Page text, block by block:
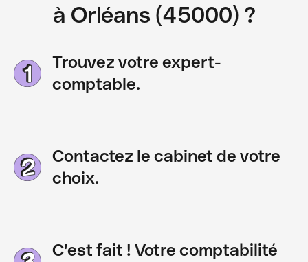
à Orléans (45000) ?
Trouvez votre expert-
comptable.
Contactez le cabinet de votre
choix.
C'est fait ! Votre comptabilité